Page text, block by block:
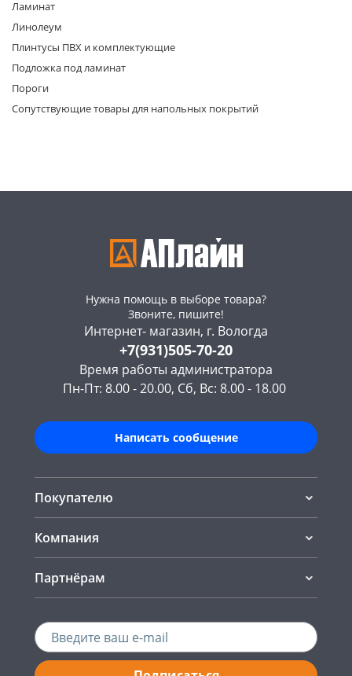
Ламинат
Линолеум
Плинтусы ПВХ и комплектующие
Подложка под ламинат
Пороги
Сопутствующие товары для напольных покрытий
Нужна помощь в выборе товара?
Звоните, пишите!
Интернет- магазин, г. Вологда
+7(931)505-70-20
Время работы администратора
Пн-Пт: 8.00 - 20.00, Сб, Вс: 8.00 - 18.00
Написать сообщение
Покупателю
Компания
Партнёрам